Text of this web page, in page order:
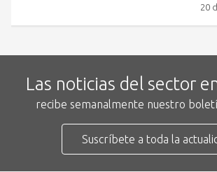
20
Las noticias del sector
recibe semanalmente nuestro
Suscríbete a toda la